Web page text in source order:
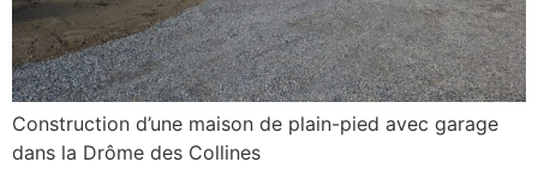
Construction d’une maison de plain-pied avec garage
dans la Drôme des Collines